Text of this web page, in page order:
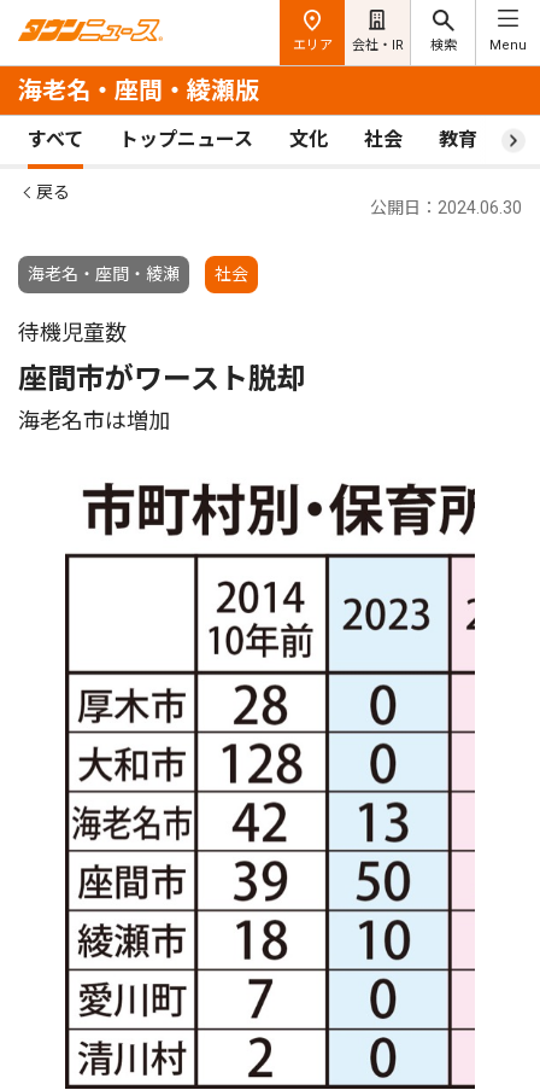
エリア 会社・IR 検索 Menu
海老名・座間・綾瀬版
すべて トップニュース 文化 社会 教育 ス
戻る
海老名・座間・綾瀬 社会
公開日：2024.06.30
待機児童数
座間市がワースト脱却
海老名市は増加